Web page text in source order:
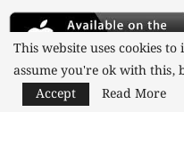
This website uses cookies
assume you're ok with
Accept
Read More